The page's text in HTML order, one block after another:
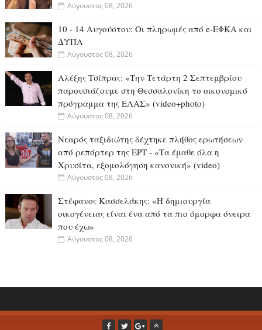
Αύγουστος 08, 2026
10 - 14 Αυγούστου: Οι πληρωμές από e-ΕΦΚΑ και
ΔΥΠΑ
Αύγουστος 08, 2026
Αλέξης Τσίπρας: «Την Τετάρτη 2 Σεπτεμβρίου
παρουσιάζουμε στη Θεσσαλονίκη το οικονομικό
πρόγραμμα της ΕΛΑΣ» (video+photo)
Αύγουστος 08, 2026
Νεαρός ταξιδιώτης δέχτηκε πλήθος ερωτήσεων
από ρεπόρτερ της ΕΡΤ - «Τα έμαθε όλα η
Χρυσίτα, εξομολόγηση κανονική» (video)
Αύγουστος 08, 2026
Στέφανος Κασσελάκης: «Η δημιουργία
οικογένειας είναι ένα από τα πιο όμορφα όνειρα
που έχω»
Αύγουστος 08, 2026